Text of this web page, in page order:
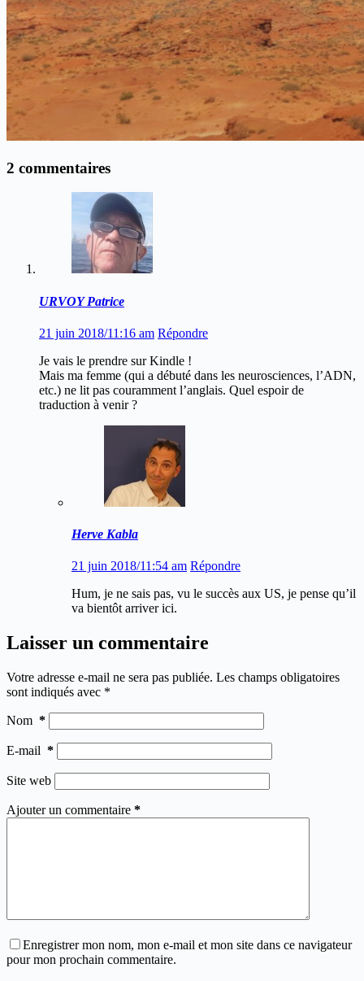
2 commentaires
URVOY Patrice
21 juin 2018/11:16 am Répondre
Je vais le prendre sur Kindle !
Mais ma femme (qui a débuté dans les neurosciences, l’ADN,
etc.) ne lit pas couramment l’anglais. Quel espoir de
traduction à venir ?
Herve Kabla
21 juin 2018/11:54 am Répondre
Hum, je ne sais pas, vu le succès aux US, je pense qu’il
va bientôt arriver ici.
Laisser un commentaire
Votre adresse e-mail ne sera pas publiée. Les champs obligatoires
sont indiqués avec *
Nom *
E-mail *
Site web
Ajouter un commentaire *
Enregistrer mon nom, mon e-mail et mon site dans ce navigateur
pour mon prochain commentaire.